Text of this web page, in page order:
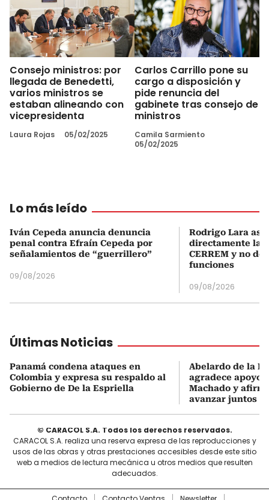
Consejo ministros: por
llegada de Benedetti,
varios ministros se
estaban alineando con
vicepresidenta
Laura Rojas 05/02/2025
Carlos Carrillo pone su
cargo a disposición y
pide renuncia del
gabinete tras consejo de
ministros
Camila Sarmiento
05/02/2025
Lo más leído
Iván Cepeda anuncia denuncia
penal contra Efraín Cepeda por
señalamientos de “guerrillero”
09/08/2026
Rodrigo Lara
directamente la
CERREM y no
funciones
09/08/2026
Últimas Noticias
Panamá condena ataques en
Colombia y expresa su respaldo al
Gobierno de De la Espriella
Abelardo de la
agradece apoyo
Machado y
avanzar juntos
© CARACOL S.A. Todos los derechos reservados.
CARACOL S.A. realiza una reserva expresa de las reproducciones y
usos de las obras y otras prestaciones accesibles desde este sitio
web a medios de lectura mecánica u otros medios que resulten
adecuados.